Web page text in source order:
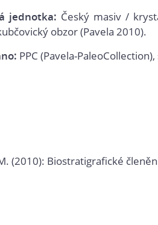
jednotka: Český masiv /
obzor (Pavela 2010).
PPC (Pavela-
(2010): Biostratigrafické